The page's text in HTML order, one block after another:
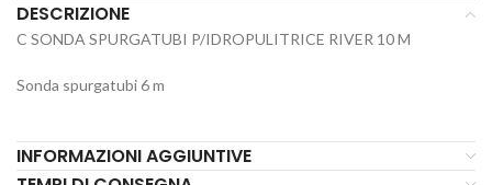
DESCRIZIONE
C SONDA SPURGATUBI P/IDROPULITRICE RIVER 10 M
Sonda spurgatubi 6 m
INFORMAZIONI AGGIUNTIVE